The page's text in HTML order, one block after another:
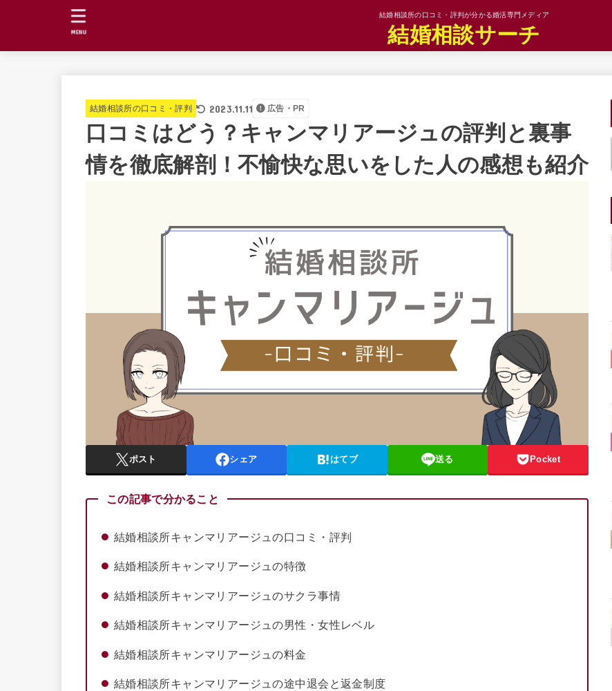
結婚相談所の口コミ・評判が分かる婚活専門メディア
結婚相談サーチ
MENU
結婚相談所の口コミ・評判 2023.11.11 広告・PR
口コミはどう？キャンマリアージュの評判と裏事
情を徹底解剖！不愉快な思いをした人の感想も紹介
ポスト シェア はてブ 送る Pocket
この記事で分かること
結婚相談所キャンマリアージュの口コミ・評判
結婚相談所キャンマリアージュの特徴
結婚相談所キャンマリアージュのサクラ事情
結婚相談所キャンマリアージュの男性・女性レベル
結婚相談所キャンマリアージュの料金
結婚相談所キャンマリアージュの途中退会と返金制度